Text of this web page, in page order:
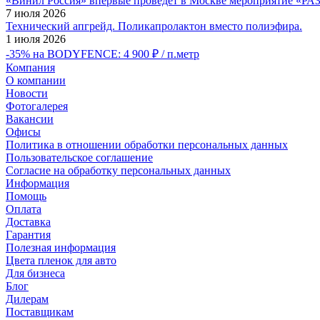
7 июля 2026
Технический апгрейд. Поликапролактон вместо полиэфира.
1 июля 2026
-35% на BODYFENCE: 4 900 ₽ / п.метр
Компания
О компании
Новости
Фотогалерея
Вакансии
Офисы
Политика в отношении обработки персональных данных
Пользовательское соглашение
Согласие на обработку персональных данных
Информация
Помощь
Оплата
Доставка
Гарантия
Полезная информация
Цвета пленок для авто
Для бизнеса
Блог
Дилерам
Поставщикам